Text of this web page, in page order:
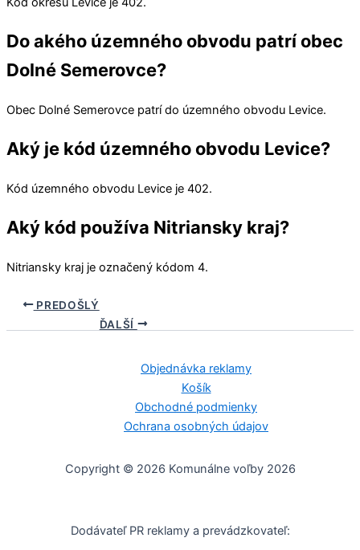
Do akého územného obvodu patrí obec
Dolné Semerovce?
Obec Dolné Semerovce patrí do územného obvodu Levice.
Aký je kód územného obvodu Levice?
Kód územného obvodu Levice je 402.
Aký kód používa Nitriansky kraj?
Nitriansky kraj je označený kódom 4.
PREDOŠLÝ
ĎALŠÍ
Objednávka reklamy
Košík
Obchodné podmienky
Ochrana osobných údajov
Copyright © 2026 Komunálne voľby 2026
Dodávateľ PR reklamy a prevádzkovateľ: